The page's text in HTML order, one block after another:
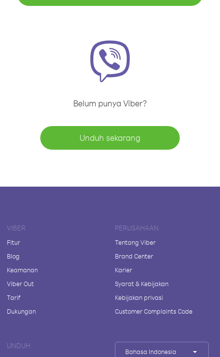
Belum punya Viber?
Unduh sekarang
VIBER
Fitur
Blog
Keamanan
Viber Out
Tarif
Dukungan
PERUSAHAAN
Tentang Viber
Brand Center
Karier
Syarat & Kebijakan
Kebijakan privasi
Customer Complaints Code
UNDUH
Bahasa Indonesia